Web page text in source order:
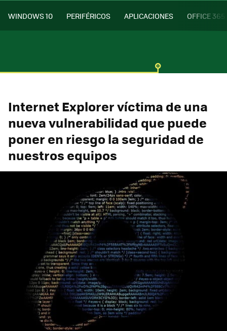
WINDOWS 10 PERIFÉRICOS APLICACIONES OFFICE 365
Internet Explorer víctima de una
nueva vulnerabilidad que puede
poner en riesgo la seguridad de
nuestros equipos